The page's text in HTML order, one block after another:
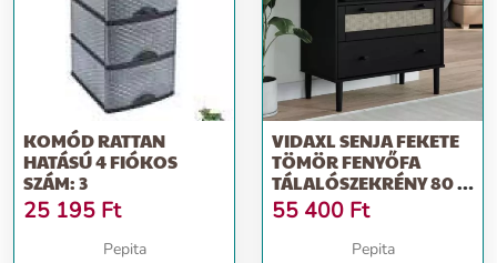
KOMÓD RATTAN
HATÁSÚ 4 FIÓKOS
SZÁM: 3
25 195 Ft
Pepita
VIDAXL SENJA FEKETE
TÖMÖR FENYŐFA
TÁLALÓSZEKRÉNY 80 X
40 X 80 CM
55 400 Ft
Pepita